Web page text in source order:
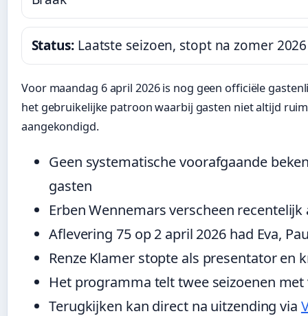
Status:Laatste seizoen, stopt na zomer 2026
Voor maandag 6 april 2026 is nog geen officiële
het gebruikelijke patroon waarbij gasten niet altijd
aangekondigd.
Geen systematische voorafgaande
gasten
Erben Wennemars verscheen recentelijk
Aflevering 75 op 2 april 2026 had Eva,
Renze Klamer stopte als presentator en
Het programma telt twee seizoenen
Terugkijken kan direct na uitzending via